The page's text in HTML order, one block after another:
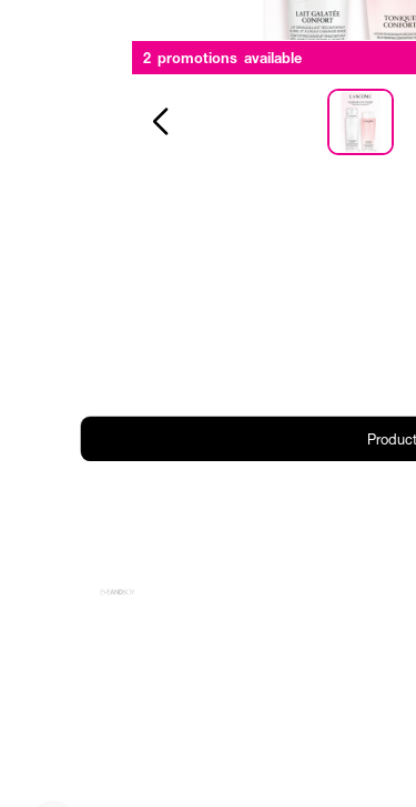
2 promotions available